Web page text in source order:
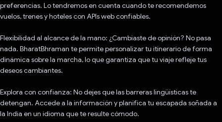
preferencias. Lo tendremos en cuenta cuando te recomendemos
vuelos, trenes y hoteles con APIs web confiables.
Flexibilidad al alcance de la mano: ¿Cambiaste de opinión? No pasa
nada. BharatBhraman te permite personalizar tu itinerario de forma
dinámica sobre la marcha, lo que garantiza que tu viaje refleje tus
deseos cambiantes.
Explora con confianza: No dejes que las barreras lingüísticas te
detengan. Accede a la información y planifica tu escapada soñada a
la India en un idioma que te resulte cómodo.